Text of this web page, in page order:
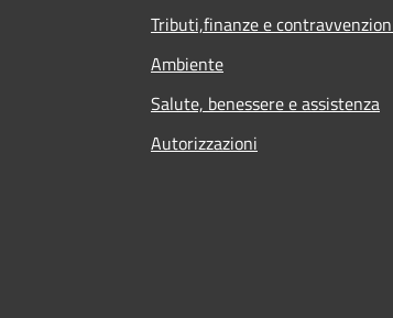
Tributi,finanze e
Ambiente
Salute, benessere e assistenza
Autorizzazioni